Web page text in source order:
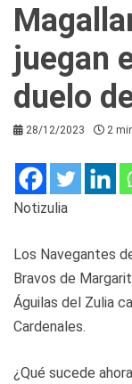
juegan
duelo
28/12/2023 2
Notizulia
Los Navegantes
Bravos de
Águilas del Zulia
Cardenales.
¿Qué sucede